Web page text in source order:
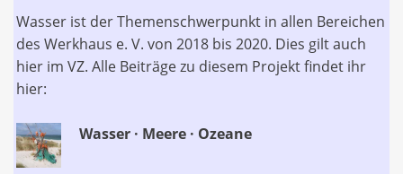
Wasser ist der Themenschwerpunkt in allen Bereichen
des Werkhaus e. V. von 2018 bis 2020. Dies gilt auch
hier im VZ. Alle Beiträge zu diesem Projekt findet ihr
hier:
Wasser · Meere · Ozeane